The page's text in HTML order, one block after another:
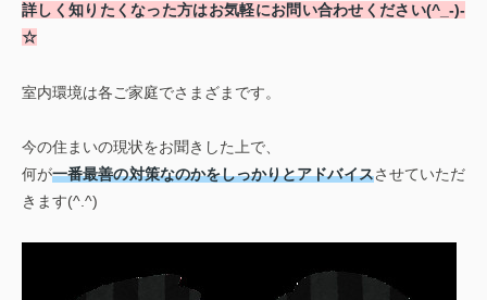
詳しく知りたくなった方はお気軽にお問い合わせください(^_-)-
☆
室内環境は各ご家庭でさまざまです。
今の住まいの現状をお聞きした上で、
何が一番最善の対策なのかをしっかりとアドバイスさせていただ
きます(^.^)